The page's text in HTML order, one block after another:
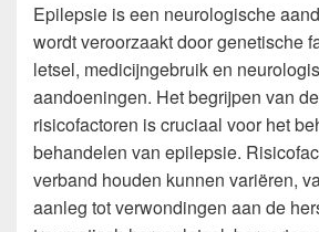
Epilepsie is een neurologische
wordt veroorzaakt door genetische
letsel, medicijngebruik en
aandoeningen. Het begrijpen van
risicofactoren is cruciaal voor het
behandelen van epilepsie.
verband houden kunnen variëren,
aanleg tot verwondingen aan de